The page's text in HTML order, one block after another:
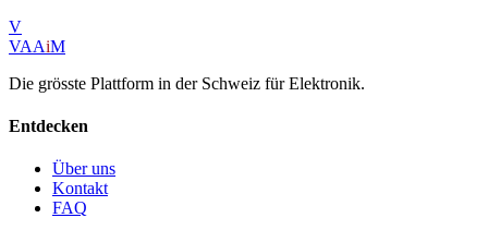
V
VAAiM
Die grösste Plattform in der Schweiz für Elektronik.
Entdecken
Über uns
Kontakt
FAQ